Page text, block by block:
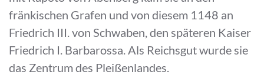
fränkischen Grafen und von diesem 1148 an
Friedrich III. von Schwaben, den späteren Kaiser
Friedrich I. Barbarossa. Als Reichsgut wurde sie
das Zentrum des Pleißenlandes.